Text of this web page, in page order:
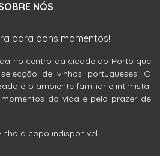
NÓS
para bons momentos!
no centro da cidade do Porto que
de vinhos portugueses. O
e o ambiente familiar e intimista.
da vida e pelo prazer de
a copo indisponível.